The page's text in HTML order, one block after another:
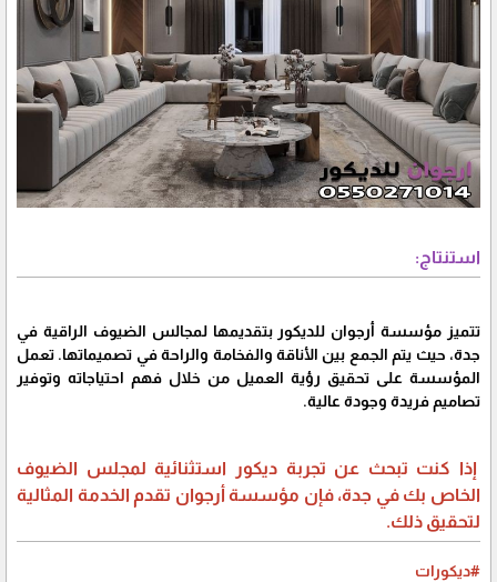
استنتاج:
تتميز مؤسسة أرجوان للديكور بتقديمها لمجالس الضيوف الراقية في
جدة، حيث يتم الجمع بين الأناقة والفخامة والراحة في تصميماتها. تعمل
المؤسسة على تحقيق رؤية العميل من خلال فهم احتياجاته وتوفير
تصاميم فريدة وجودة عالية.
إذا كنت تبحث عن تجربة ديكور استثنائية لمجلس الضيوف
الخاص بك في جدة، فإن مؤسسة أرجوان تقدم الخدمة المثالية
لتحقيق ذلك.
#ديكورات